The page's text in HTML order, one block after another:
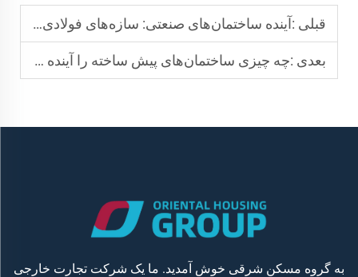
قبلی :آینده ساختمان‌های صنعتی: سازه‌های فولادی هوشمند
بعدی :چه چیزی ساختمان‌های پیش ساخته را آینده مسکن مدرن می‌کند؟
به گروه مسکن شرقی خوش آمدید. ما یک شرکت تجارت خارجی